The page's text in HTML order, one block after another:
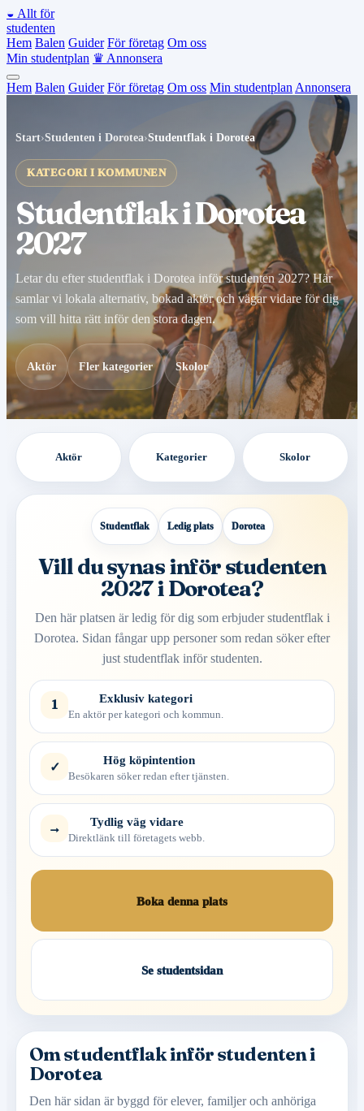
◒ Allt för
studenten
Hem Balen Guider För företag Om oss
Min studentplan ♛ Annonsera
Hem Balen Guider För företag Om oss Min studentplan Annonsera
Start›Studenten i Dorotea›Studentflak i Dorotea
KATEGORI I KOMMUNEN
Studentflak i Dorotea
2027
Letar du efter studentflak i Dorotea inför studenten 2027? Här
samlar vi lokala alternativ, bokad aktör och vägar vidare för dig
som vill hitta rätt inför den stora dagen.
Aktör Fler kategorier Skolor
Aktör Kategorier Skolor
Studentflak Ledig plats Dorotea
Vill du synas inför studenten
2027 i Dorotea?
Den här platsen är ledig för dig som erbjuder studentflak i
Dorotea. Sidan fångar upp personer som redan söker efter
just studentflak inför studenten.
1 Exklusiv kategori
En aktör per kategori och kommun.
✓ Hög köpintention
Besökaren söker redan efter tjänsten.
→ Tydlig väg vidare
Direktlänk till företagets webb.
Boka denna plats
Se studentsidan
Om studentflak inför studenten i
Dorotea
Den här sidan är byggd för elever, familjer och anhöriga